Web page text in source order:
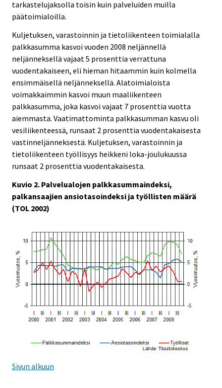
tarkastelujaksolla toisin kuin palveluiden muilla
päätoimialoilla.
Kuljetuksen, varastoinnin ja tietoliikenteen toimialalla
palkkasumma kasvoi vuoden 2008 neljännellä
neljänneksellä vajaat 5 prosenttia verrattuna
vuodentakaiseen, eli hieman hitaammin kuin kolmella
ensimmäisellä neljänneksellä. Alatoimialoista
voimakkaimmin kasvoi muun maaliikenteen
palkkasumma, joka kasvoi vajaat 7 prosenttia vuotta
aiemmasta. Vaatimattominta palkkasumman kasvu oli
vesiliikenteessä, runsaat 2 prosenttia vuodentakaisesta
vastinneljänneksestä. Kuljetuksen, varastoinnin ja
tietoliikenteen työllisyys heikkeni loka-joulukuussa
runsaat 2 prosenttia vuodentakaisesta.
Kuvio 2. Palvelualojen palkkasummaindeksi,
palkansaajien ansiotasoindeksi ja työllisten määrä
(TOL 2002)
Sivun alkuun